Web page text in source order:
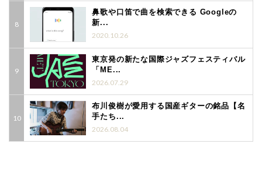
鼻歌や口笛で曲を検索できる Googleの
新...
2020.10.26
東京発の新たな国際ジャズフェスティバル
「ME...
2026.07.29
布川俊樹が愛用する国産ギターの銘品【名
手たち...
2026.08.04